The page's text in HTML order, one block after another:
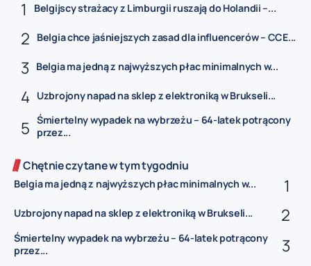
Belgijscy strażacy z Limburgii ruszają do Holandii –...
Belgia chce jaśniejszych zasad dla influencerów – CCE...
Belgia ma jedną z najwyższych płac minimalnych w...
Uzbrojony napad na sklep z elektroniką w Brukseli...
Śmiertelny wypadek na wybrzeżu – 64-latek potrącony
przez...
Chętnie czytane w tym tygodniu
Belgia ma jedną z najwyższych płac minimalnych w...
Uzbrojony napad na sklep z elektroniką w Brukseli...
Śmiertelny wypadek na wybrzeżu – 64-latek potrącony
przez...